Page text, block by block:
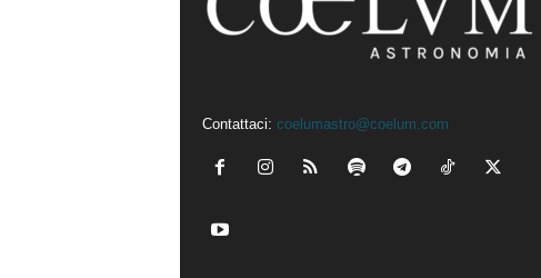
Contattaci: coelumastro@coelum.com